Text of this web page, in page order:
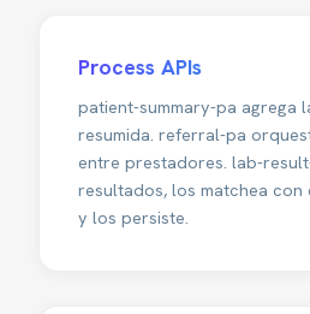
Process APIs
patient-summary-pa agrega
resumida. referral-pa
entre prestadores. lab-
resultados, los matchea con
y los persiste.